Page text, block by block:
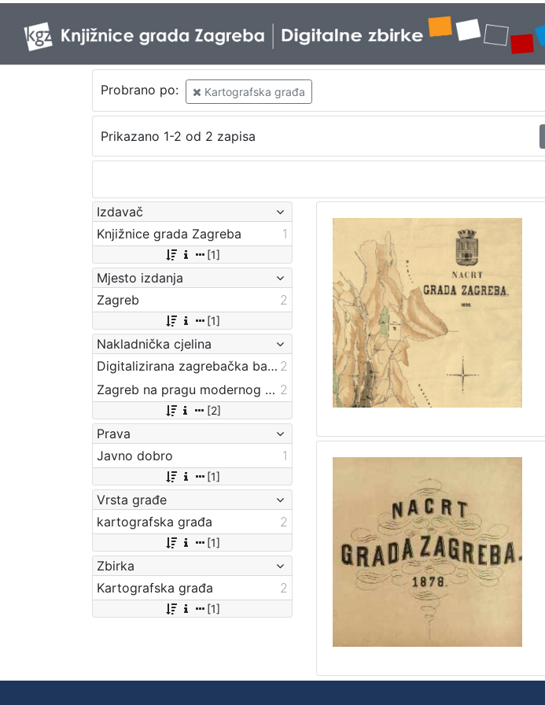
Probrano po: Kartografska građa
Prikazano 1-2 od 2 zapisa
Izdavač
Knjižnice grada Zagreba
1
[1]
Mjesto izdanja
Zagreb
2
[1]
Nakladnička cjelina
Digitalizirana zagrebačka baština 2
Zagreb na pragu modernog doba 2
[2]
Prava
Javno dobro
1
[1]
Vrsta građe
kartografska građa
2
[1]
Zbirka
Kartografska građa
2
[1]